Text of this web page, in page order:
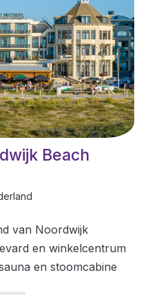
Beach
van Noordwijk
en winkelcentrum
en stoomcabine